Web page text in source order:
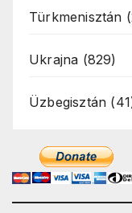
Türkmenisztán
Ukrajna (829)
Üzbegisztán